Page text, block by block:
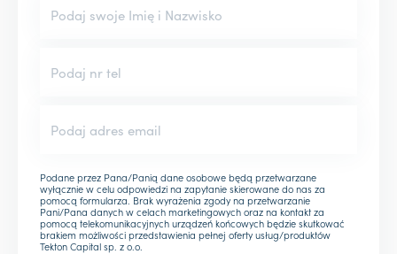
Podane przez Pana/Panią dane osobowe będą przetwarzane
wyłącznie w celu odpowiedzi na zapytanie skierowane do nas za
pomocą formularza. Brak wyrażenia zgody na przetwarzanie
Pani/Pana danych w celach marketingowych oraz na kontakt za
pomocą telekomunikacyjnych urządzeń końcowych będzie skutkować
brakiem możliwości przedstawienia pełnej oferty usług/produktów
Tekton Capital sp. z o.o.